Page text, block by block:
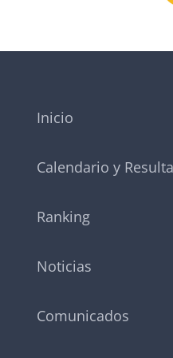
Inicio
Calendario y
Ranking
Noticias
Comunicados